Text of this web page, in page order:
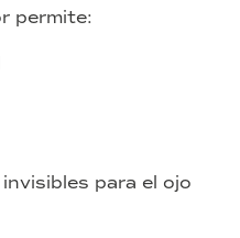
permite:
para el ojo